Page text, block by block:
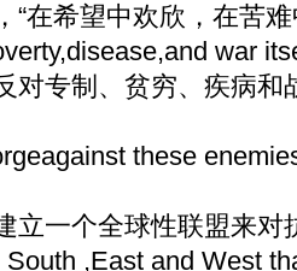
“在希望中欢欣，在苦难
war
对专制、贫穷、疾病和
these
立一个全球性联盟来对
,East and West